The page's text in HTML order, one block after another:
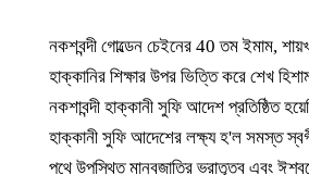
নকশবন্দী গোল্ডেন চেইনের 40 তম ইমাম,
হাক্কানির শিক্ষার উপর ভিত্তি করে শেখ হিশাম
নকশাবন্দী হাক্কানী সুফি আদেশ প্রতিষ্ঠিত
হাক্কানী সুফি আদেশের লক্ষ্য হ'ল সমস্ত
পথে উপস্থিত মানবজাতির ভ্রাতৃত্ব এবং